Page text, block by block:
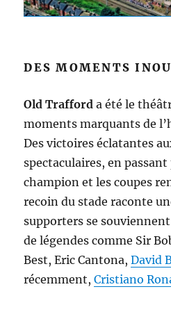
DES MOMENTS
Old Trafford a été le
moments marquants de
Des victoires éclatantes
spectaculaires, en
champion et les coupes
recoin du stade raconte
supporters se
de légendes comme Sir
Best, Eric Cantona,David
récemment,Cristiano